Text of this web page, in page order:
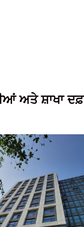
ਅਤੇ ਸ਼ਾਖਾ